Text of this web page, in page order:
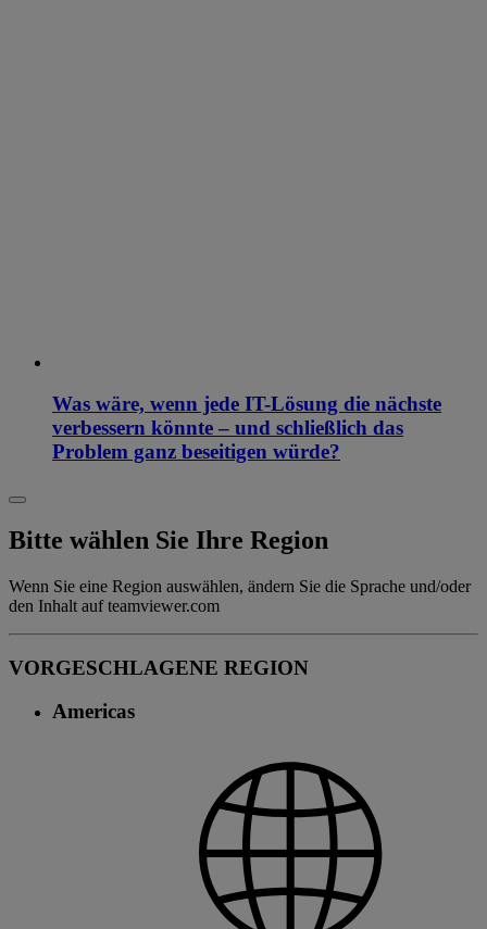
Was wäre, wenn jede IT-Lösung die nächste
verbessern könnte – und schließlich das
Problem ganz beseitigen würde?
Bitte wählen Sie Ihre Region
Wenn Sie eine Region auswählen, ändern Sie die Sprache und/oder
den Inhalt auf teamviewer.com
VORGESCHLAGENE REGION
Americas